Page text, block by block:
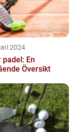
2024
padel: En
Översikt